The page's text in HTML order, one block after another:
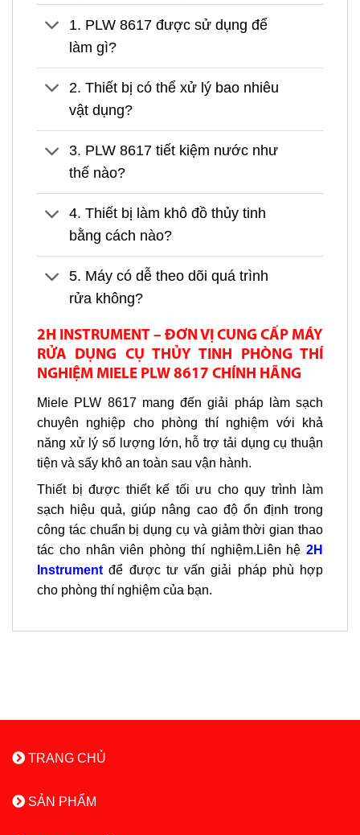
1. PLW 8617 được sử dụng để
làm gì?
2. Thiết bị có thể xử lý bao nhiêu
vật dụng?
3. PLW 8617 tiết kiệm nước như
thế nào?
4. Thiết bị làm khô đồ thủy tinh
bằng cách nào?
5. Máy có dễ theo dõi quá trình
rửa không?
2H INSTRUMENT – ĐƠN VỊ CUNG CẤP MÁY
RỬA DỤNG CỤ THỦY TINH PHÒNG THÍ
NGHIỆM MIELE PLW 8617 CHÍNH HÃNG
Miele PLW 8617 mang đến giải pháp làm sạch
chuyên nghiệp cho phòng thí nghiệm với khả
năng xử lý số lượng lớn, hỗ trợ tải dụng cụ thuận
tiện và sấy khô an toàn sau vận hành.
Thiết bị được thiết kế tối ưu cho quy trình làm
sạch hiệu quả, giúp nâng cao độ ổn định trong
công tác chuẩn bị dụng cụ và giảm thời gian thao
tác cho nhân viên phòng thí nghiệm.Liên hệ 2H
Instrument để được tư vấn giải pháp phù hợp
cho phòng thí nghiệm của bạn.
TRANG CHỦ
SẢN PHẨM